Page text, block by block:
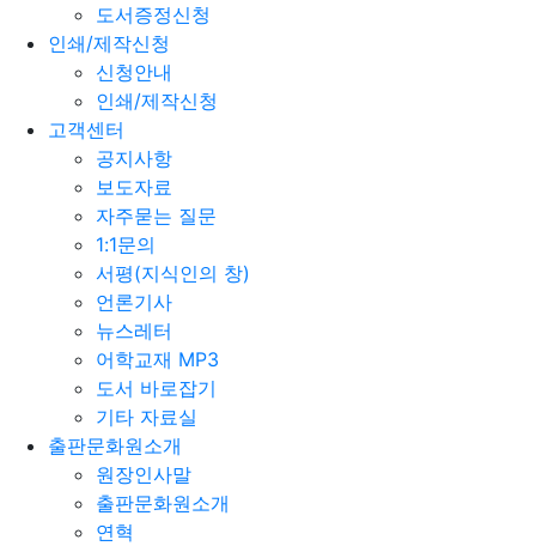
도서증정신청
인쇄/제작신청
신청안내
인쇄/제작신청
고객센터
공지사항
보도자료
자주묻는 질문
1:1문의
서평(지식인의 창)
언론기사
뉴스레터
어학교재 MP3
도서 바로잡기
기타 자료실
출판문화원소개
원장인사말
출판문화원소개
연혁